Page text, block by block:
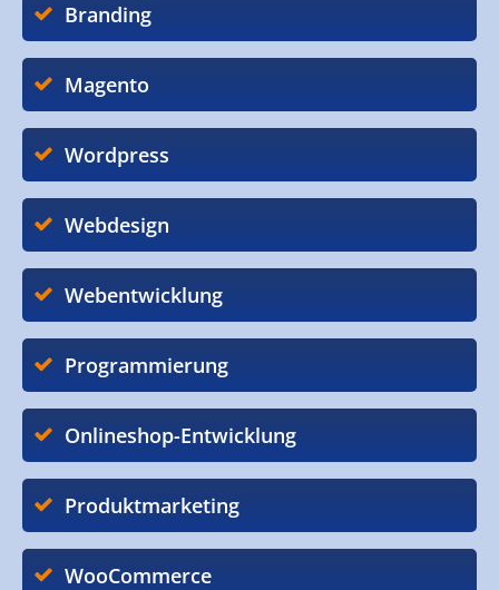
Branding
Magento
Wordpress
Webdesign
Webentwicklung
Programmierung
Onlineshop-Entwicklung
Produktmarketing
WooCommerce